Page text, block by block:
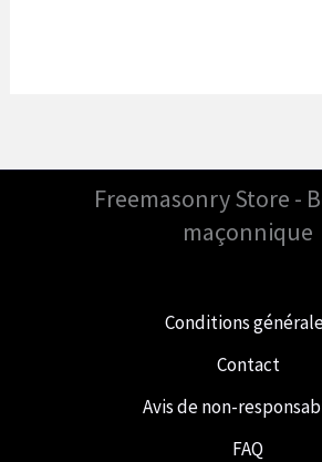
Freemasonry Store -
maçonnique
Conditions
Contact
Avis de non-
FAQ